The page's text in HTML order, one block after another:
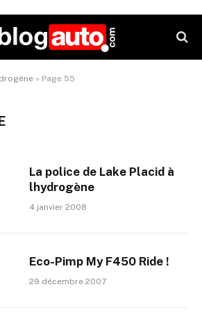
» Page 55
La police de Lake Placid à
lhydrogène
4 janvier 2008
Eco-Pimp My F450 Ride !
29 décembre 2007